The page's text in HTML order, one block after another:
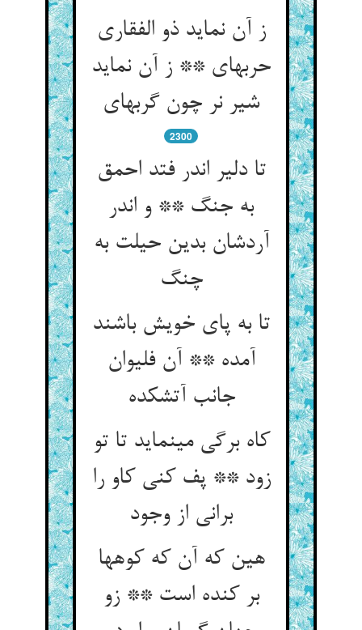
ز آن نماید ذو الفقاری
حربه‏ای ** ز آن نماید
شیر نر چون گربه‏ای‏
2300
تا دلیر اندر فتد احمق
به جنگ ** و اندر
آردشان بدین حیلت به
چنگ‏
تا به پای خویش باشند
آمده ** آن فلیوان
جانب آتش‏کده‏
کاه برگی می‏نماید تا تو
زود ** پف کنی کاو را
برانی از وجود
هین که آن که کوهها
بر کنده است ** زو